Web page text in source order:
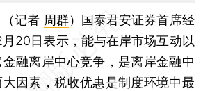
（记者 周群）
国泰君安证券首席经
月20日表示，能与在岸市场互动以
融离岸中心竞争，是离岸金融中
因素，税收优惠是制度环境中最